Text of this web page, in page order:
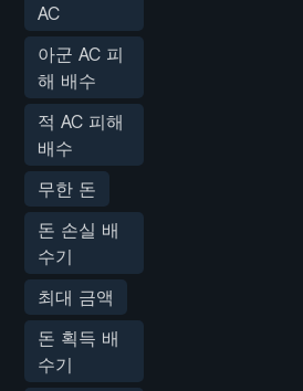
AC
아군 AC 피
해 배수
적 AC 피해
배수
무한 돈
돈 손실 배
수기
최대 금액
돈 획득 배
수기